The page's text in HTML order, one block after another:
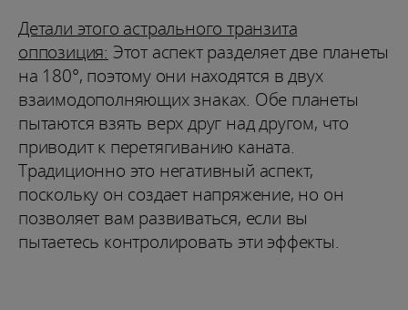
Детали этого астрального транзита
оппозиция: Этот аспект разделяет две планеты
на 180°, поэтому они находятся в двух
взаимодополняющих знаках. Обе планеты
пытаются взять верх друг над другом, что
приводит к перетягиванию каната.
Традиционно это негативный аспект,
поскольку он создает напряжение, но он
позволяет вам развиваться, если вы
пытаетесь контролировать эти эффекты.